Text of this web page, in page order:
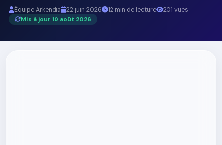
Équipe Arkendia 22 juin 2026 12 min de lecture
201 vues
Mis à jour 10 août 2026